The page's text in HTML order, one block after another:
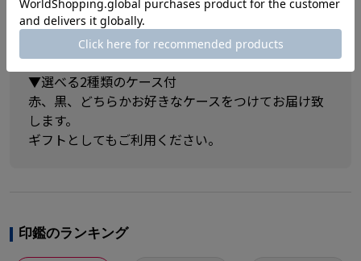
選べる書体は篆書・古印・隷書・行書の4種類。
すべて美しく風格のあるシヤチハタオリジナルフォ
ントとなっております。
▼選べる2種類のケース付
赤、黒、どちらかお好きなケースをつけてお届け致
します。
ギフトとしてもご利用ください。
印鑑のランキング